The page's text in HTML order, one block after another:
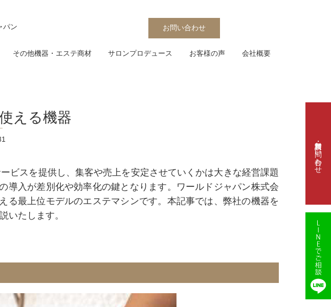
パン お問い合わせ
その他機器・エステ商材 サロンプロデュース お客様の声 会社概要
える機器
ビスを提供し、集客や売上を安定させていくかは大きな経営課題
導入が差別化や効率化の鍵となります。ワールドジャパン株式会
最上位モデルのエステマシンです。本記事では、弊社の機器を
いたします。
資料請求・お問い合わせ